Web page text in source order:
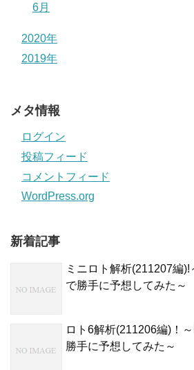
6月
2020年
2019年
メタ情報
ログイン
投稿フィード
コメントフィード
WordPress.org
新着記事
ミニロト解析(211207編
で勝手に予想してみた～
ロト6解析(211206編)！
勝手に予想してみた～